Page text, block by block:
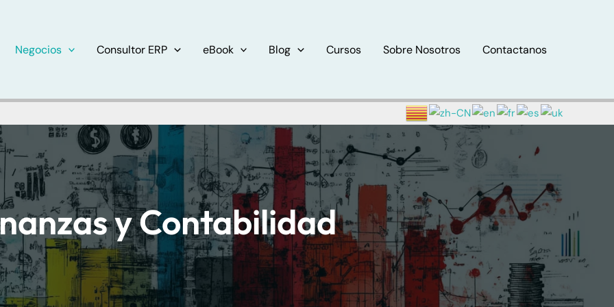
Negocios Consultor ERP eBook Blog Cursos Sobre Nosotros Contactanos
y Contabilidad